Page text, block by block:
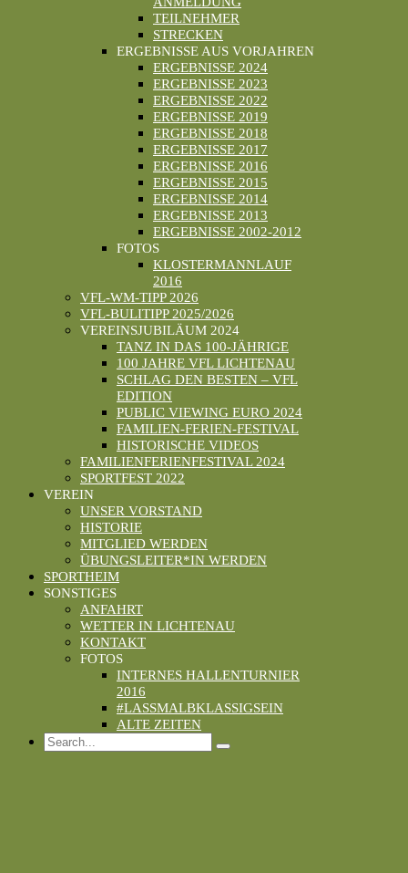
TEILNEHMER
STRECKEN
ERGEBNISSE AUS VORJAHREN
ERGEBNISSE 2024
ERGEBNISSE 2023
ERGEBNISSE 2022
ERGEBNISSE 2019
ERGEBNISSE 2018
ERGEBNISSE 2017
ERGEBNISSE 2016
ERGEBNISSE 2015
ERGEBNISSE 2014
ERGEBNISSE 2013
ERGEBNISSE 2002-2012
FOTOS
KLOSTERMANNLAUF
2016
VFL-WM-TIPP 2026
VFL-BULITIPP 2025/2026
VEREINSJUBILÄUM 2024
TANZ IN DAS 100-JÄHRIGE
100 JAHRE VFL LICHTENAU
SCHLAG DEN BESTEN – VFL
EDITION
PUBLIC VIEWING EURO 2024
FAMILIEN-FERIEN-FESTIVAL
HISTORISCHE VIDEOS
FAMILIENFERIENFESTIVAL 2024
SPORTFEST 2022
VEREIN
UNSER VORSTAND
HISTORIE
MITGLIED WERDEN
ÜBUNGSLEITER*IN WERDEN
SPORTHEIM
SONSTIGES
ANFAHRT
WETTER IN LICHTENAU
KONTAKT
FOTOS
INTERNES HALLENTURNIER
2016
#LASSMALBKLASSIGSEIN
ALTE ZEITEN
Search